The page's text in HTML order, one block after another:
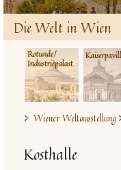
Die Welt in Wien
Wiener Weltausstellung
Kosthalle